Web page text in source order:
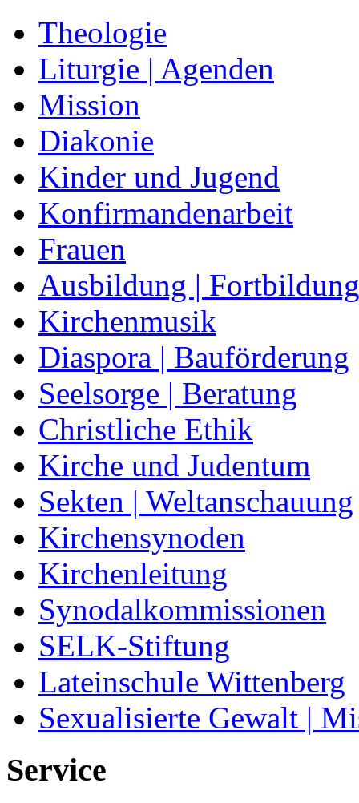
Theologie
Liturgie | Agenden
Mission
Diakonie
Kinder und Jugend
Konfirmandenarbeit
Frauen
Ausbildung | Fortbildung
Kirchenmusik
Diaspora | Bauförderung
Seelsorge | Beratung
Christliche Ethik
Kirche und Judentum
Sekten | Weltanschauung
Kirchensynoden
Kirchenleitung
Synodalkommissionen
SELK-Stiftung
Lateinschule Wittenberg
Sexualisierte Gewalt |
Service